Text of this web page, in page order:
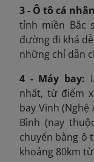
3 - Ô tô cá
tỉnh miền Bắc
đường đi khá
những chỉ dẫn
4 - Máy bay:
nhất, từ điểm
bay Vinh
Bình (nay
chuyển bằng ô
khoảng 80km